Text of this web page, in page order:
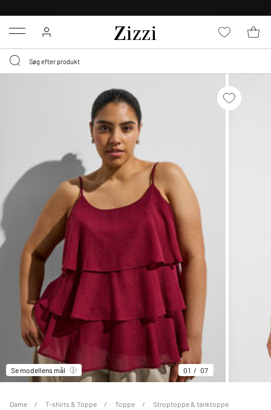
Menu
Se modellens mål 01 07
Dame T-shirts & Toppe Toppe Stroptoppe & tanktoppe